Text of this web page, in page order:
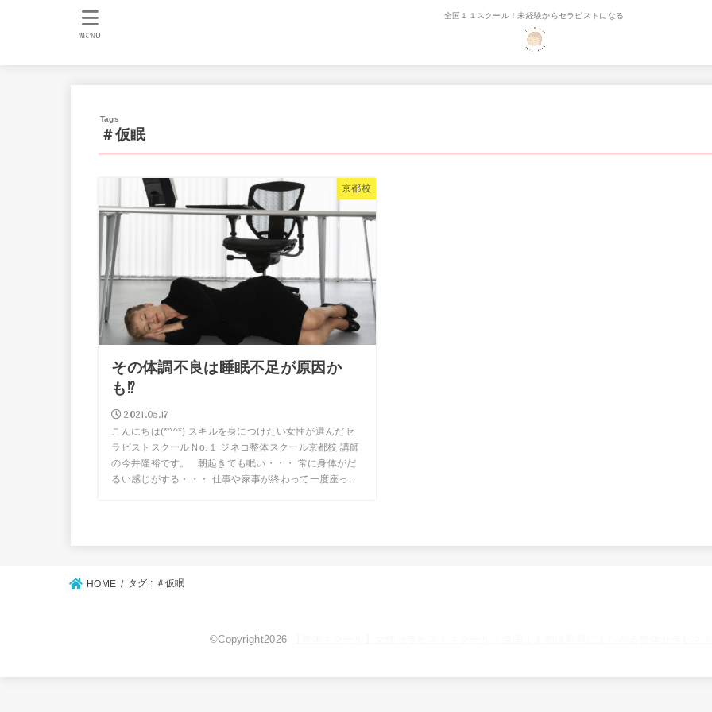
全国１１スクール！未経験からセラピストになる
MENU
＃仮眠
京都校
その体調不良は睡眠不足が原因か
も⁉
2021.05.17
こんにちは(*^^*) スキルを身につけたい女性が選んだセ
ラピストスクールＮо.１ ジネコ整体スクール京都校 講師
の今井隆裕です。 朝起きても眠い・・・ 常に身体がだ
るい感じがする・・・ 仕事や家事が終わって一度座っ...
HOME タグ : ＃仮眠
©Copyright2026